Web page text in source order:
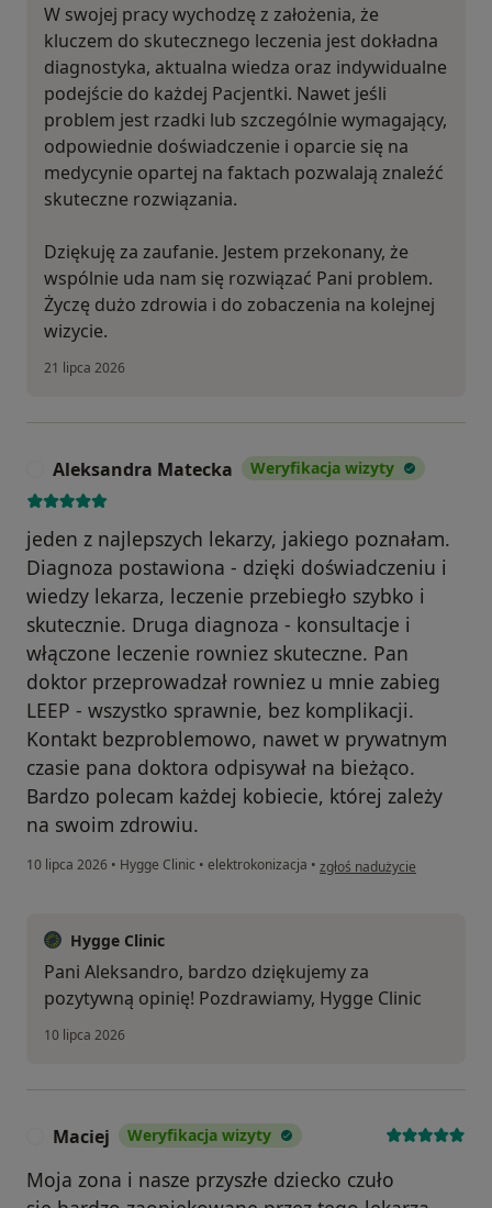
W swojej pracy wychodzę z założenia, że
kluczem do skutecznego leczenia jest dokładna
diagnostyka, aktualna wiedza oraz indywidualne
podejście do każdej Pacjentki. Nawet jeśli
problem jest rzadki lub szczególnie wymagający,
odpowiednie doświadczenie i oparcie się na
medycynie opartej na faktach pozwalają znaleźć
skuteczne rozwiązania.
Dziękuję za zaufanie. Jestem przekonany, że
wspólnie uda nam się rozwiązać Pani problem.
Życzę dużo zdrowia i do zobaczenia na kolejnej
wizycie.
21 lipca 2026
Aleksandra Matecka Weryfikacja wizyty
jeden z najlepszych lekarzy, jakiego poznałam.
Diagnoza postawiona - dzięki doświadczeniu i
wiedzy lekarza, leczenie przebiegło szybko i
skutecznie. Druga diagnoza - konsultacje i
włączone leczenie rowniez skuteczne. Pan
doktor przeprowadzał rowniez u mnie zabieg
LEEP - wszystko sprawnie, bez komplikacji.
Kontakt bezproblemowo, nawet w prywatnym
czasie pana doktora odpisywał na bieżąco.
Bardzo polecam każdej kobiecie, której zależy
na swoim zdrowiu.
10 lipca 2026 • Hygge Clinic • elektrokonizacja • w opinii użytkownika
zgłoś nadużycie
Hygge Clinic
Pani Aleksandro, bardzo dziękujemy za
pozytywną opinię! Pozdrawiamy, Hygge Clinic
10 lipca 2026
Maciej Weryfikacja wizyty
Moja zona i nasze przyszłe dziecko czuło